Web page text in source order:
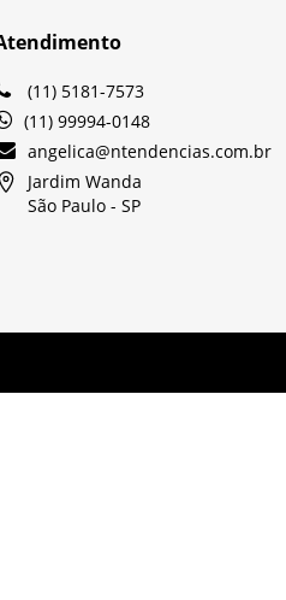
(11) 5181-7573
(11) 99994-0148
angelica@ntendencias.com.br
Jardim Wanda
São Paulo -SP